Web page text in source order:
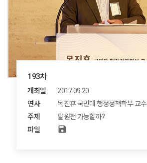
193차
개최일
2017.09.20
연사
목진휴 국민대 행정정책학부 교수
주제
탈원전 가능할까?
파일
save